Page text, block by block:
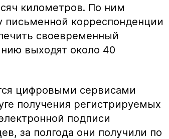
километров. По ним
письменной корреспонденции
своевременный
выходят около 40
цифровыми сервисами
получения регистрируемых
подписи
за полгода они получили по